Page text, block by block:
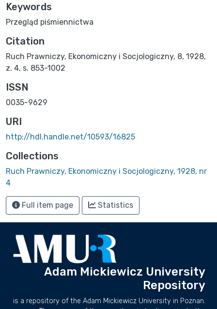
Keywords
Przegląd piśmiennictwa
Citation
Ruch Prawniczy, Ekonomiczny i Socjologiczny, 8, 1928,
z. 4, s. 853-1002
ISSN
0035-9629
URI
http://hdl.handle.net/10593/16825
Collections
Ruch Prawniczy, Ekonomiczny i Socjologiczny, 1928, nr
4
Full item page Statistics
Adam Mickiewicz University
Repository
is a repository of the Adam Mickiewicz University in Poznan.